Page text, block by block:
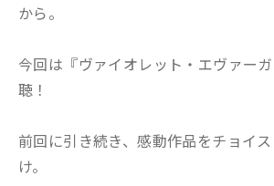
から。
今回は『ヴァイオレット・エヴァー
聴！
前回に引き続き、感動作品をチョイ
け。